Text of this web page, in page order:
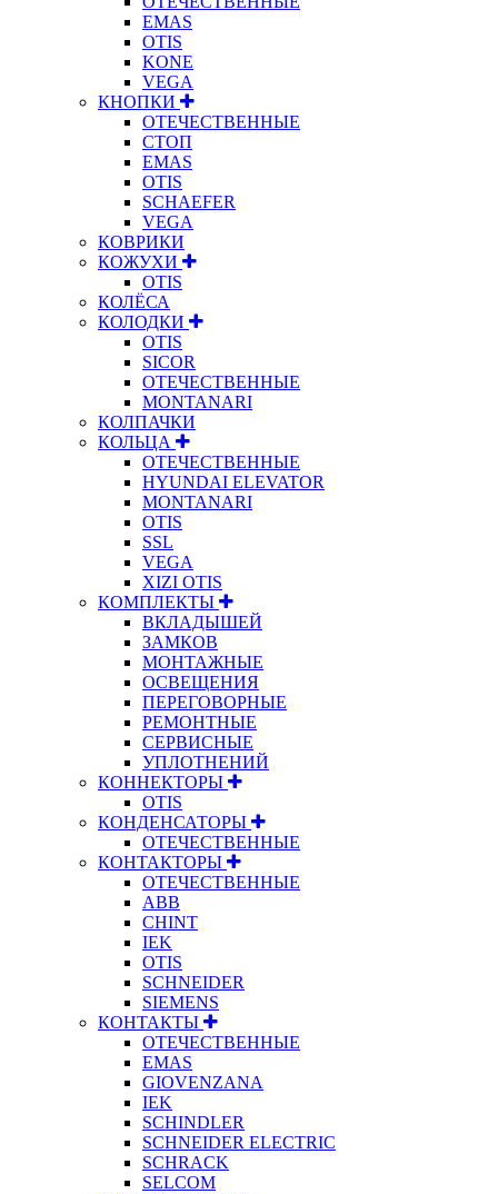
EMAS
OTIS
KONE
VEGA
КНОПКИ
ОТЕЧЕСТВЕННЫЕ
СТОП
EMAS
OTIS
SCHAEFER
VEGA
КОВРИКИ
КОЖУХИ
OTIS
КОЛЁСА
КОЛОДКИ
OTIS
SICOR
ОТЕЧЕСТВЕННЫЕ
MONTANARI
КОЛПАЧКИ
КОЛЬЦА
ОТЕЧЕСТВЕННЫЕ
HYUNDAI ELEVATOR
MONTANARI
OTIS
SSL
VEGA
XIZI OTIS
КОМПЛЕКТЫ
ВКЛАДЫШЕЙ
ЗАМКОВ
МОНТАЖНЫЕ
ОСВЕЩЕНИЯ
ПЕРЕГОВОРНЫЕ
РЕМОНТНЫЕ
СЕРВИСНЫЕ
УПЛОТНЕНИЙ
КОННЕКТОРЫ
OTIS
КОНДЕНСАТОРЫ
ОТЕЧЕСТВЕННЫЕ
КОНТАКТОРЫ
ОТЕЧЕСТВЕННЫЕ
ABB
CHINT
IEK
OTIS
SCHNEIDER
SIEMENS
КОНТАКТЫ
ОТЕЧЕСТВЕННЫЕ
EMAS
GIOVENZANA
IEK
SCHINDLER
SCHNEIDER ELECTRIC
SCHRACK
SELCOM